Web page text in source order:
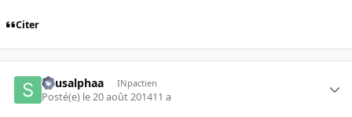
Citer
sirusalphaa INpactien
Posté(e) le 20 août 201411 a